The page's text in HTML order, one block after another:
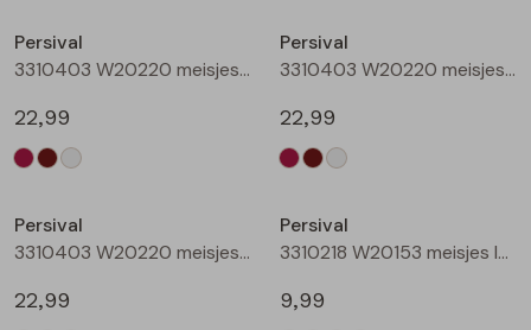
Bermuda's
Persival
3310403 W20220 meisjes sweatshirt Wijnrood
22,99
Persival
3310403 W20220 meisjes sweatshirt Bruin donker
22,99
Persival
3310403 W20220 meisjes sweatshirt Cream
22,99
Persival
3310218 W20153 meisjes legging Zwart
9,99